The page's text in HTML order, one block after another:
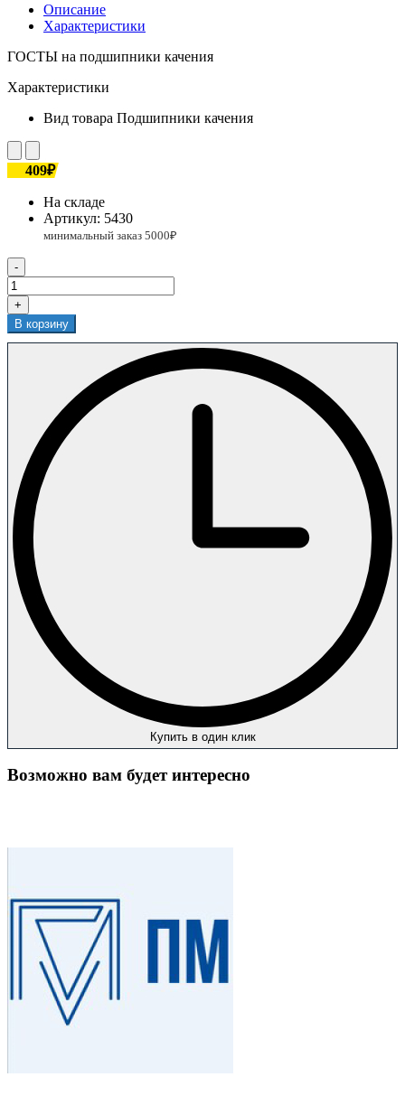
Описание
Характеристики
ГОСТЫ на подшипники качения
Характеристики
Вид товара Подшипники качения
409₽
На складе
Артикул: 5430
-
+
В корзину
Купить в один клик
Возможно вам будет интересно